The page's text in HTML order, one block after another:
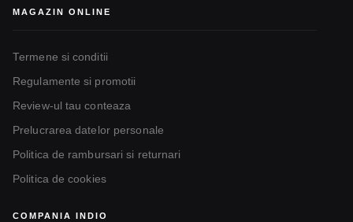
MAGAZIN ONLINE
Termene si conditii
Regulamente si promotii
Review-ul tau conteaza
Prelucrarea datelor personale
Politica de rambursari si returnari
Politica de cookies
COMPANIA INDIO